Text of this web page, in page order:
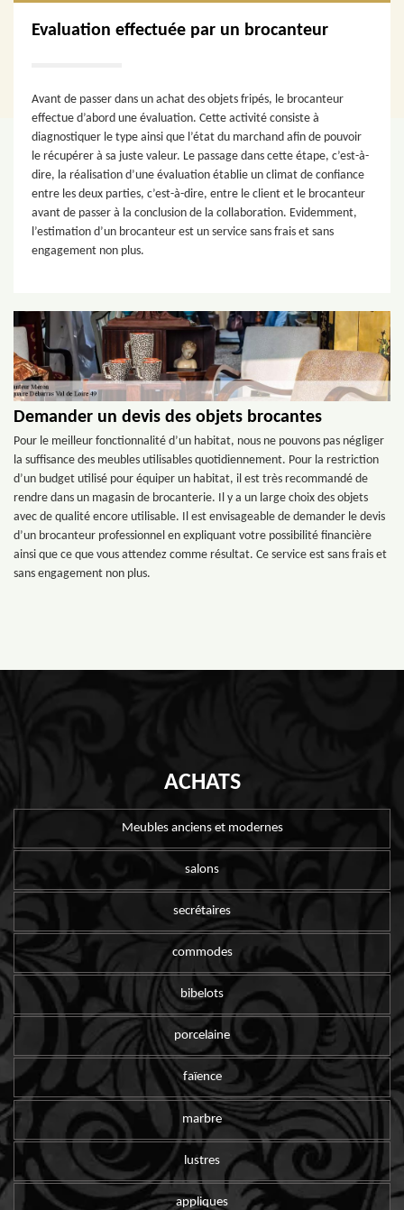
Evaluation effectuée par un brocanteur
Avant de passer dans un achat des objets fripés, le brocanteur
effectue d’abord une évaluation. Cette activité consiste à
diagnostiquer le type ainsi que l’état du marchand afin de pouvoir
le récupérer à sa juste valeur. Le passage dans cette étape, c’est-à-
dire, la réalisation d’une évaluation établie un climat de confiance
entre les deux parties, c’est-à-dire, entre le client et le brocanteur
avant de passer à la conclusion de la collaboration. Evidemment,
l’estimation d’un brocanteur est un service sans frais et sans
engagement non plus.
Demander un devis des objets brocantes
Pour le meilleur fonctionnalité d’un habitat, nous ne pouvons pas négliger
la suffisance des meubles utilisables quotidiennement. Pour la restriction
d’un budget utilisé pour équiper un habitat, il est très recommandé de
rendre dans un magasin de brocanterie. Il y a un large choix des objets
avec de qualité encore utilisable. Il est envisageable de demander le devis
d’un brocanteur professionnel en expliquant votre possibilité financière
ainsi que ce que vous attendez comme résultat. Ce service est sans frais et
sans engagement non plus.
ACHATS
Meubles anciens et modernes
salons
secrétaires
commodes
bibelots
porcelaine
faïence
marbre
lustres
appliques